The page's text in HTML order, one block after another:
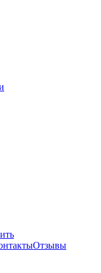
Отзывы